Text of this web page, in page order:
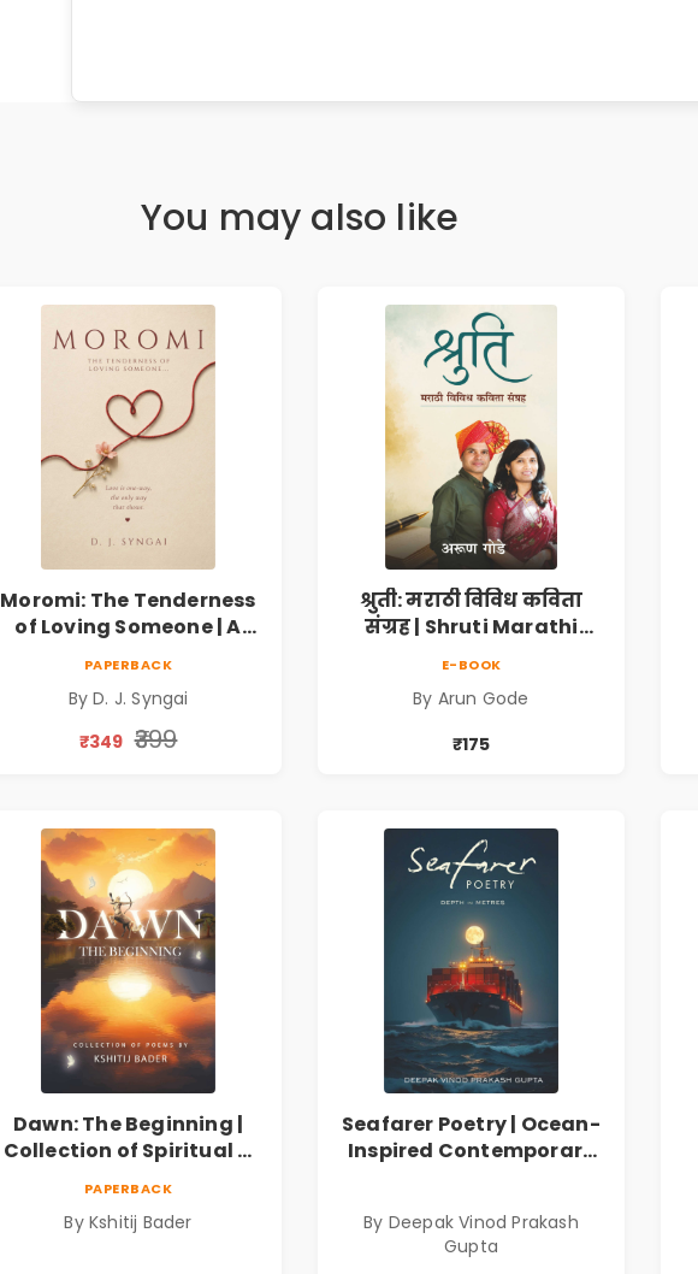
You may also like
Moromi: The Tenderness
of Loving Someone | A
Love, Healing, Self-
Discovery & Emotional
PAPERBACK
By D. J. Syngai
₹349 ₹399
श्रुती: मराठी विविध कविता
संग्रह | Shruti Marathi
देशभक्ती, प्रेम, शृंगार व
प्रेरणादायी मराठी कविता |
Marathi Poetry Book
E-BOOK
By Arun Gode
₹175
Dawn: The Beginning |
Collection of Spiritual &
PAPERBACK
By Kshitij Bader
Seafarer Poetry | Ocean-
Inspired Contemporary
By Deepak Vinod Prakash
Gupta